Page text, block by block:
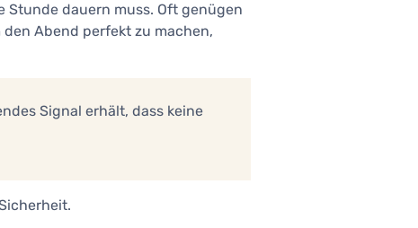
Stunde dauern muss. Oft genügen
Abend perfekt zu machen,
Signal erhält, dass keine